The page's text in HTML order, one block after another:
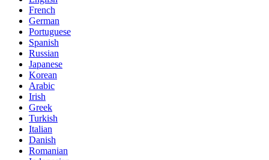
French
German
Portuguese
Spanish
Russian
Japanese
Korean
Arabic
Irish
Greek
Turkish
Italian
Danish
Romanian